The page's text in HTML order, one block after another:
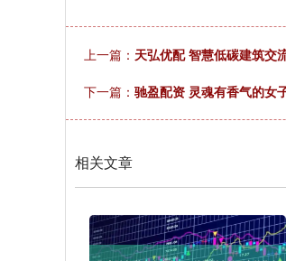
上一篇： 天弘优配 智慧低碳建筑交
下一篇： 驰盈配资 灵魂有香气的女
相关文章